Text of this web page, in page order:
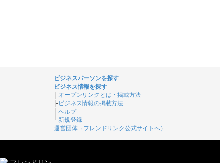
ビジネスパーソンを探す
ビジネス情報を探す
├オープンリンクとは・掲載方法
├ビジネス情報の掲載方法
├ヘルプ
└新規登録
運営団体（フレンドリンク公式サイトへ）